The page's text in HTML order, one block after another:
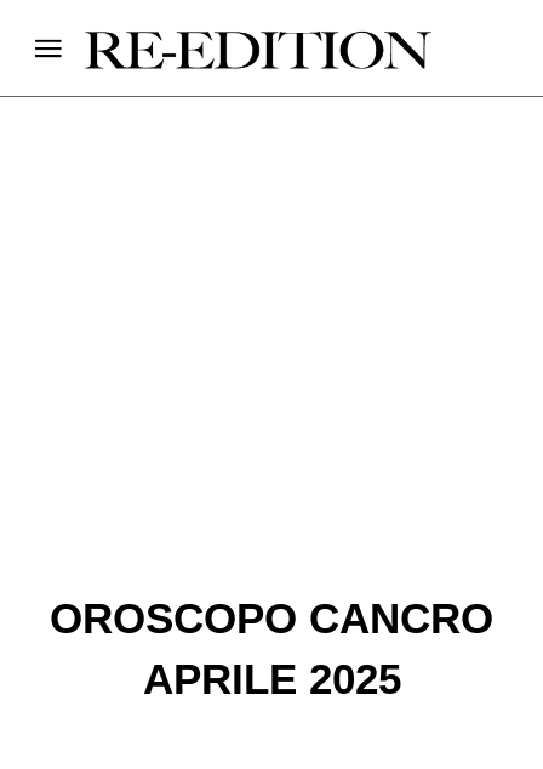
OROSCOPO CANCRO
APRILE 2025